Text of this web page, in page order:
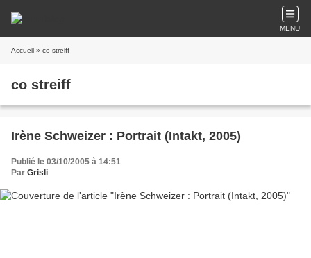
MENU
Accueil » co streiff
co streiff
Irène Schweizer : Portrait (Intakt, 2005)
Publié le 03/10/2005 à 14:51
Par Grisli